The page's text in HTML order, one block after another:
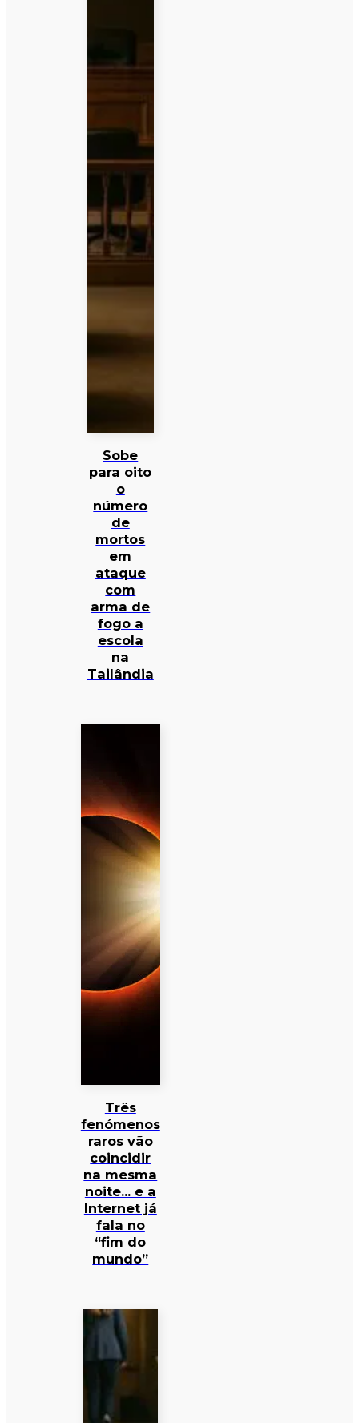
Sobe
para oito
o
número
de
mortos
em
ataque
com
arma de
fogo a
escola
na
Tailândia
Três
fenómenos
raros vão
coincidir
na mesma
noite… e a
Internet já
fala no
“fim do
mundo”